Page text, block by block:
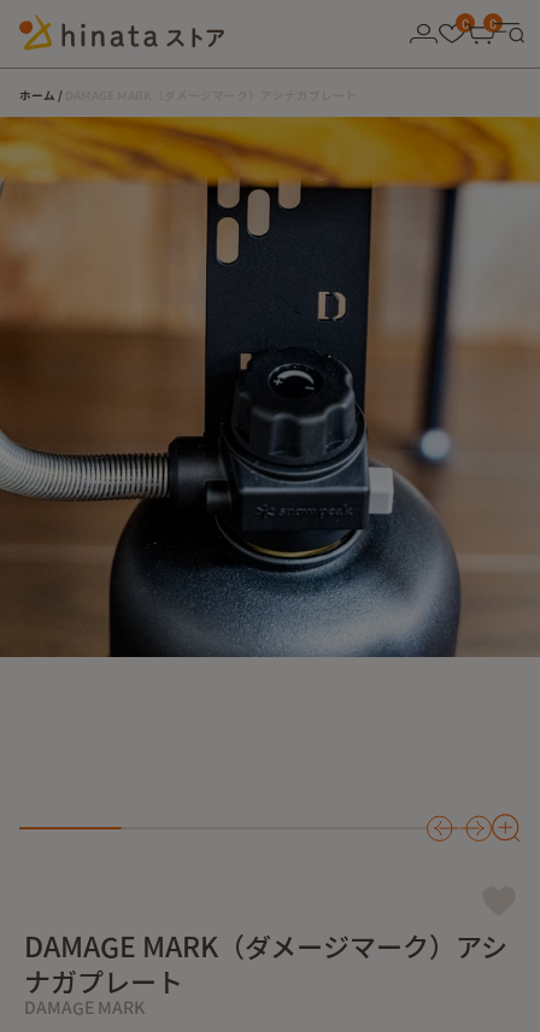
0
0
ホーム
DAMAGE MARK（ダメージマーク）アシ
ナガプレート
DAMAGE MARK